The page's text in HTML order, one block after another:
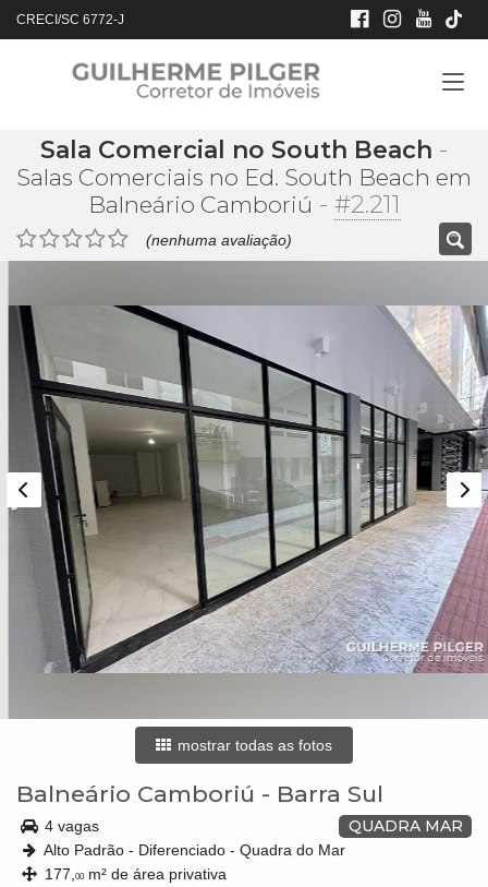
CRECI/SC 6772-J
Sala Comercial no South Beach -
Salas Comerciais no Ed. South Beach em
Balneário Camboriú - #2.211
(nenhuma avaliação)
mostrar todas as fotos
Balneário Camboriú - Barra Sul
QUADRA MAR
4 vagas
Alto Padrão - Diferenciado - Quadra do Mar
177, 00m² de área privativa